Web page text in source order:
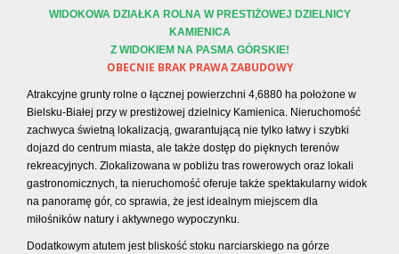
WIDOKOWA DZIAŁKA ROLNA W PRESTIŻOWEJ DZIELNICY
KAMIENICA
Z WIDOKIEM NA PASMA GÓRSKIE!
OBECNIE BRAK PRAWA ZABUDOWY
Atrakcyjne grunty rolne o łącznej powierzchni 4,6880 ha położone w
Bielsku-Białej przy w prestiżowej dzielnicy Kamienica. Nieruchomość
zachwyca świetną lokalizacją, gwarantującą nie tylko łatwy i szybki
dojazd do centrum miasta, ale także dostęp do pięknych terenów
rekreacyjnych. Zlokalizowana w pobliżu tras rowerowych oraz lokali
gastronomicznych, ta nieruchomość oferuje także spektakularny widok
na panoramę gór, co sprawia, że jest idealnym miejscem dla
miłośników natury i aktywnego wypoczynku.
Dodatkowym atutem jest bliskość stoku narciarskiego na górze